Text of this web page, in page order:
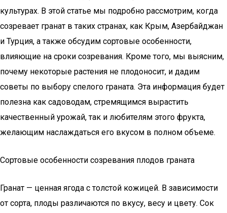
культурах. В этой статье мы подробно рассмотрим, когда
созревает гранат в таких странах, как Крым, Азербайджан
и Турция, а также обсудим сортовые особенности,
влияющие на сроки созревания. Кроме того, мы выясним,
почему некоторые растения не плодоносит, и дадим
советы по выбору спелого граната. Эта информация будет
полезна как садоводам, стремящимся вырастить
качественный урожай, так и любителям этого фрукта,
желающим наслаждаться его вкусом в полном объеме.
Сортовые особенности созревания плодов граната
Гранат — ценная ягода с толстой кожицей. В зависимости
от сорта, плоды различаются по вкусу, весу и цвету. Сок